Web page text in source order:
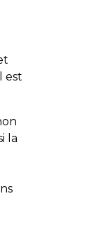
est
la